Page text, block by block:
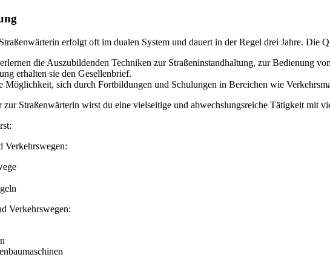
erfolgt oft im dualen System und dauert in der Regel drei Jahre. Die
die Auszubildenden Techniken zur Straßeninstandhaltung, zur Bedienung
erhalten sie den Gesellenbrief.
Möglichkeit, sich durch Fortbildungen und Schulungen in Bereichen wie
Straßenwärterin wirst du eine vielseitige und abwechslungsreiche Tätigkeit mit
Verkehrswegen:
Verkehrswegen: